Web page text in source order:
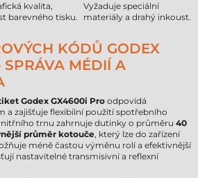
kvalita,
barevného tisku.
Vyžaduje speciální
materiály a drahý inkoust.
KÓDŮ GODEX
MÉDIÍ A
Godex GX4600i Pro odpovídá
a zajišťuje flexibilní použití spotřebního
trnu zahrnuje dutinky o průměru 40
průměr kotouče, který lze do zařízení
méně častou výměnu rolí a efektivnější
nastavitelné transmisivní a reflexní